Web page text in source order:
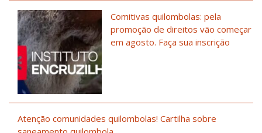
Comitivas quilombolas: pela
promoção de direitos vão começar
em agosto. Faça sua inscrição
Atenção comunidades quilombolas! Cartilha sobre